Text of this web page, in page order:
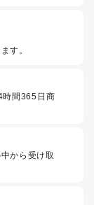
す。
時間365日商
から受け取